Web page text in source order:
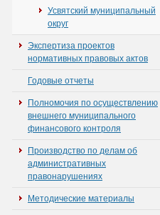
Усвятский муниципальный
округ
Экспертиза проектов
нормативных правовых актов
Годовые отчеты
Полномочия по осуществлению
внешнего муниципального
финансового контроля
Производство по делам об
административных
правонарушениях
Методические материалы